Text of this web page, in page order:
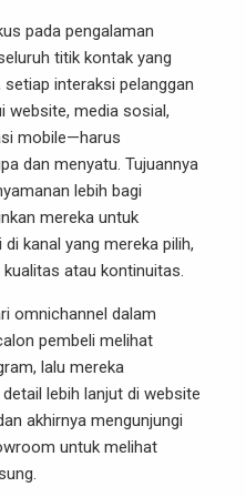
pada pengalaman
titik kontak yang
interaksi pelanggan
website, media sosial,
mobile—harus
dan menyatu. Tujuannya
lebih bagi
mereka untuk
kanal yang mereka pilih,
atau kontinuitas.
omnichannel dalam
pembeli melihat
lalu mereka
lebih lanjut di website
akhirnya mengunjungi
untuk melihat